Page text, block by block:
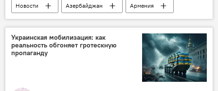
Новости Азербайджан
Армения
Южный Кавказ
Политика
Эльчин Амирбеков
Конституция
мирный договор
Украинская мобилизация: как
реальность обгоняет гротескную
пропаганду